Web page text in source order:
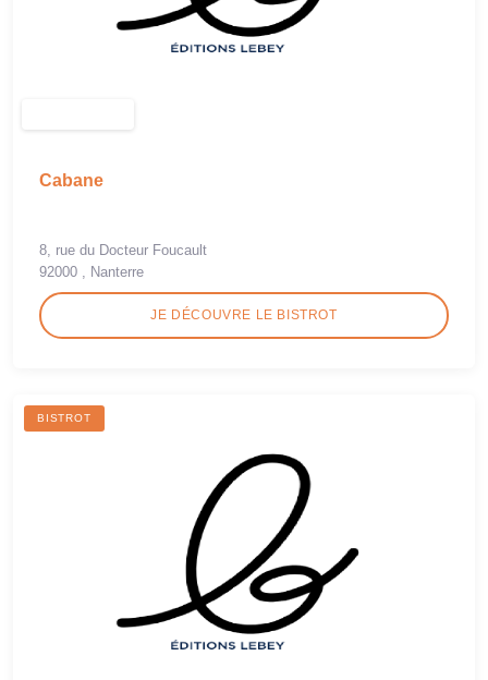
Cabane
8, rue du Docteur Foucault
92000 , Nanterre
JE DÉCOUVRE LE BISTROT
BISTROT